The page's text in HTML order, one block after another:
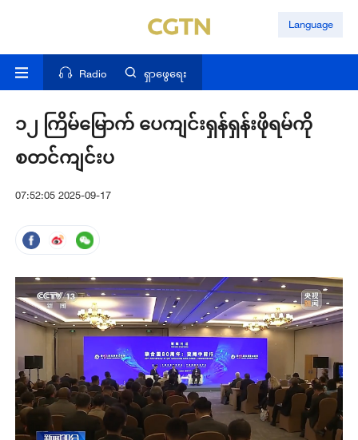
Language
Radio ရှာဖွေရေး
၁၂ ကြိမ်မြောက် ပေကျင်းရှန်ရှန်းဖိုရမ်ကို
စတင်ကျင်းပ
07:52:05 2025-09-17